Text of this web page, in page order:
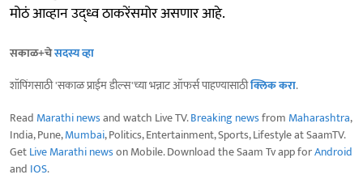
मोठं आव्हान उद्ध्व ठाकरेंसमोर असणार आहे.
सकाळ+चेसदस्य व्हा
शॉपिंगसाठी 'सकाळ प्राईम डील्स'च्या भन्नाट ऑफर्स पाहण्यासाठीक्लिक करा.
Read Marathi newsand watch Live TV.Breaking newsfrom Maharashtra,
India, Pune,Mumbai, Politics, Entertainment, Sports, Lifestyle at SaamTV.
GetLive Marathi newson Mobile. Download the Saam Tv app forAndroid
and IOS.